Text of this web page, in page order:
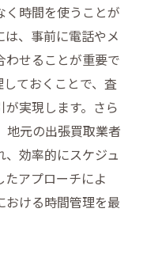
く時間を使うことが
、事前に電話やメ
わせることが重要で
ておくことで、査
実現します。さら
地元の出張買取業者
効率的にスケジュ
アプローチによ
おける時間管理を最